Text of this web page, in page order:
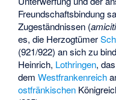
Freundschaftsbindung
Zugeständnissen (
es, die Herzogtümer
(921/922) an sich zu
Heinrich, Lothringen,
demWestfrankenreich
ostfränkischen